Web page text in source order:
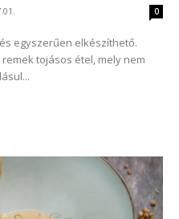
0
egyszerűen elkészíthető.
tojásos étel, mely nem